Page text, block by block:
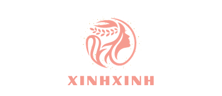
XinhXinh
Trang tin tức cho phái đẹp